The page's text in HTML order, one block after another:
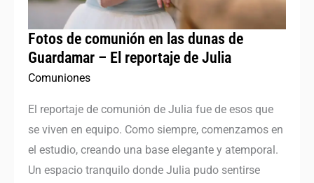
Fotos de comunión en las dunas de
Guardamar – El reportaje de Julia
Comuniones
El reportaje de comunión de Julia fue de esos que
se viven en equipo. Como siempre, comenzamos en
el estudio, creando una base elegante y atemporal.
Un espacio tranquilo donde Julia pudo sentirse
Guardamar
–
El
Julia